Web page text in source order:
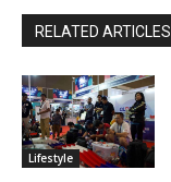
RELATED ARTICLES
Lifestyle